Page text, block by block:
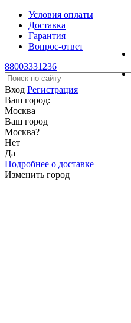
Условия оплаты
Доставка
Гарантия
Вопрос-ответ
88003331236
Вход Регистрация
Ваш город:
Москва
Ваш город
Москва?
Нет
Да
Подробнее о доставке
Изменить город